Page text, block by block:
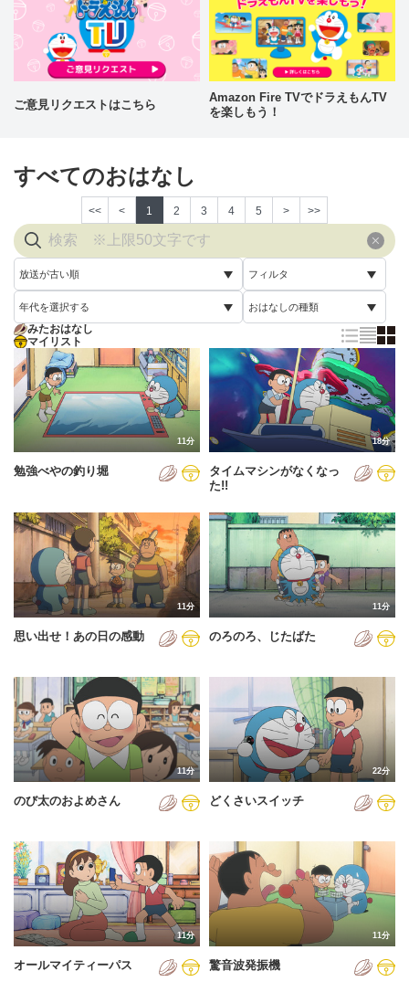
ご意見リクエストはこちら
Amazon Fire TVでドラえもんTV
を楽しもう！
すべてのおはなし
<< < 1 2 3 4 5 > >>
放送が古い順
放送が古い順
放送が新しい順
配信が古い順
配信が新しい順
あいうえお順(降順)
動画が長い順
動画が短い順
フィルタ
すべて
未視聴
年代を選択する
すべて
2005年
2006年
2007年
2008年
2011年
2012年
2013年
2014年
2015年
2016年
2017年
2019年
2020年
2021年
2022年
おはなしの種類
通常回
誕生日スペシャル
みたおはなし
マイリスト
11分
勉強べやの釣り堀
18分
タイムマシンがなくなっ
た!!
11分
思い出せ！あの日の感動
11分
のろのろ、じたばた
11分
のび太のおよめさん
22分
どくさいスイッチ
11分
オールマイティーパス
11分
驚音波発振機